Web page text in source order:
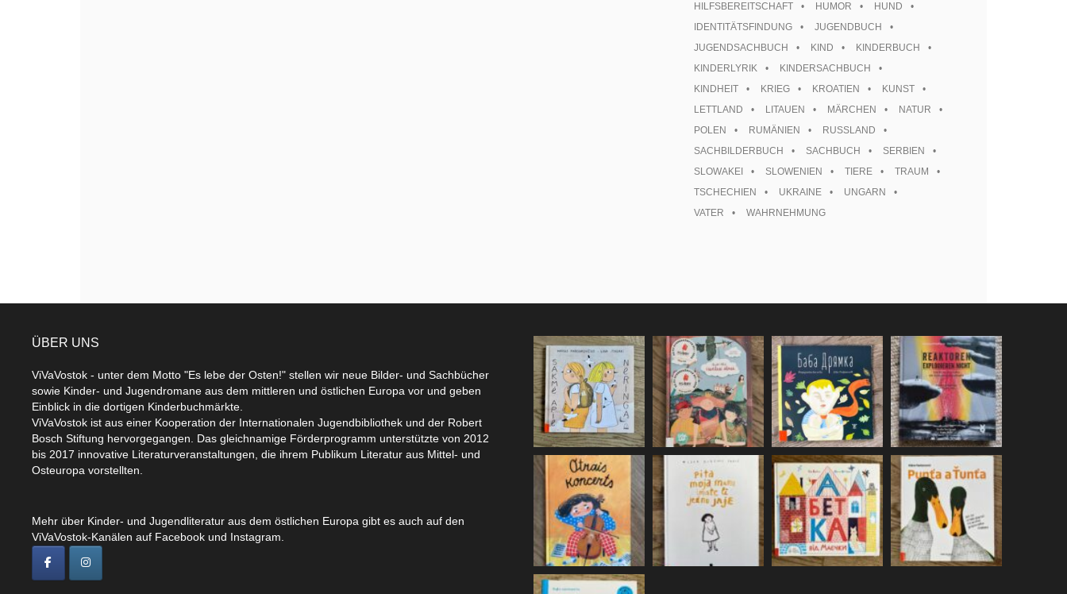
HILFSBEREITSCHAFT
HUMOR
HUND
IDENTITÄTSFINDUNG
JUGENDBUCH
JUGENDSACHBUCH
KIND
KINDERBUCH
KINDERLYRIK
KINDERSACHBUCH
KINDHEIT
KRIEG KROATIEN
KUNST
LETTLAND
LITAUEN MÄRCHEN
NATUR
POLEN
RUMÄNIEN
RUSSLAND
SACHBILDERBUCH
SACHBUCH
SERBIEN
SLOWAKEI
SLOWENIEN TIERE
TRAUM
TSCHECHIEN
UKRAINE
UNGARN
VATER
WAHRNEHMUNG
ÜBER UNS
ViVaVostok - unter dem Motto "Es lebe der Osten!" stellen wir neue Bilder- und Sachbücher
sowie Kinder- und Jugendromane aus dem mittleren und östlichen Europa vor und geben
Einblick in die dortigen Kinderbuchmärkte.
ViVaVostok ist aus einer Kooperation der Internationalen Jugendbibliothek und der Robert
Bosch Stiftung hervorgegangen. Das gleichnamige Förderprogramm unterstützte von 2012
bis 2017 innovative Literaturveranstaltungen, die ihrem Publikum Literatur aus Mittel- und
Osteuropa vorstellten.
Mehr über Kinder- und Jugendliteratur aus dem östlichen Europa gibt es auch auf den
ViVaVostok-Kanälen auf Facebook und Instagram.